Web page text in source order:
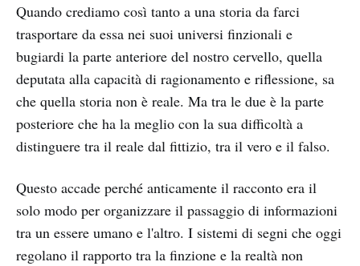
Quando crediamo così tanto a una storia da farci
trasportare da essa nei suoi universi finzionali e
bugiardi la parte anteriore del nostro cervello, quella
deputata alla capacità di ragionamento e riflessione, sa
che quella storia non è reale. Ma tra le due è la parte
posteriore che ha la meglio con la sua difficoltà a
distinguere tra il reale dal fittizio, tra il vero e il falso.
Questo accade perché anticamente il racconto era il
solo modo per organizzare il passaggio di informazioni
tra un essere umano e l'altro. I sistemi di segni che oggi
regolano il rapporto tra la finzione e la realtà non